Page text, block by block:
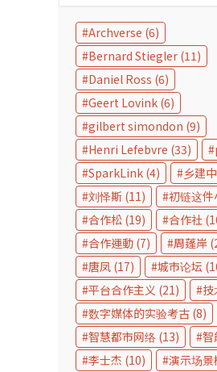
Archverse (6)
Bernard Stiegler (11)
Daniel Ross (6)
Geert Lovink (6)
gilbert simondon (9)
Henri Lefebvre (33)
SparkLink (4) 乡建
刘怿斯 (11) 初链这件
合作松 (19) 合作社
合作運動 (7) 周蓬岸
唐凤 (17) 城市论坛
平台合作主义 (21) 技
数字媒体的实验考古 (8)
智慧都市网络 (13) 智
李士杰 (10) 演示场景